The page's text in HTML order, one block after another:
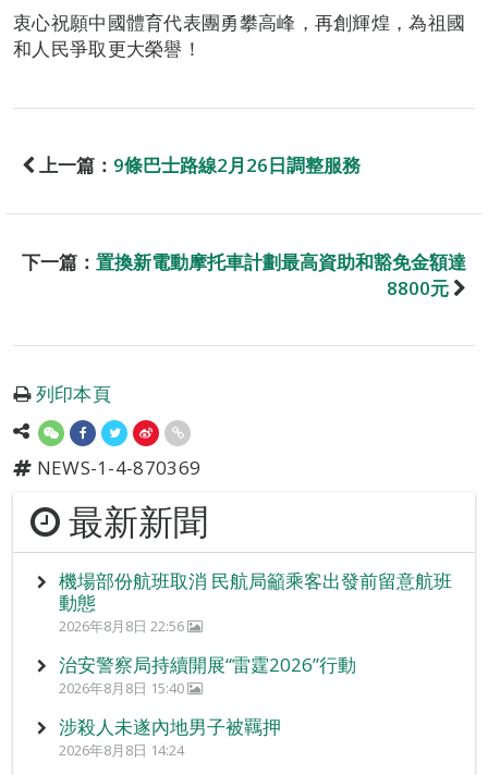
衷心祝願中國體育代表團勇攀高峰，再創輝煌，為祖國
和人民爭取更大榮譽！
上一篇： 9條巴士路線2月26日調整服務
下一篇： 置換新電動摩托車計劃最高資助和豁免金額達
8800元
列印本頁
NEWS-1-4-870369
最新新聞
機場部份航班取消 民航局籲乘客出發前留意航班
動態
2026年8月8日 22:56
治安警察局持續開展“雷霆2026”行動
2026年8月8日 15:40
涉殺人未遂內地男子被羈押
2026年8月8日 14:24